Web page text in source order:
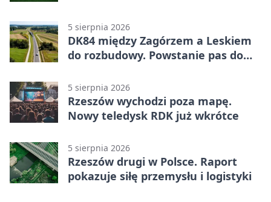
pierwszoligowca
5 sierpnia 2026
DK84 między Zagórzem a Leskiem
do rozbudowy. Powstanie pas do
5 sierpnia 2026
Rzeszów wychodzi poza mapę.
Nowy teledysk RDK już wkrótce
5 sierpnia 2026
Rzeszów drugi w Polsce. Raport
pokazuje siłę przemysłu i logistyki